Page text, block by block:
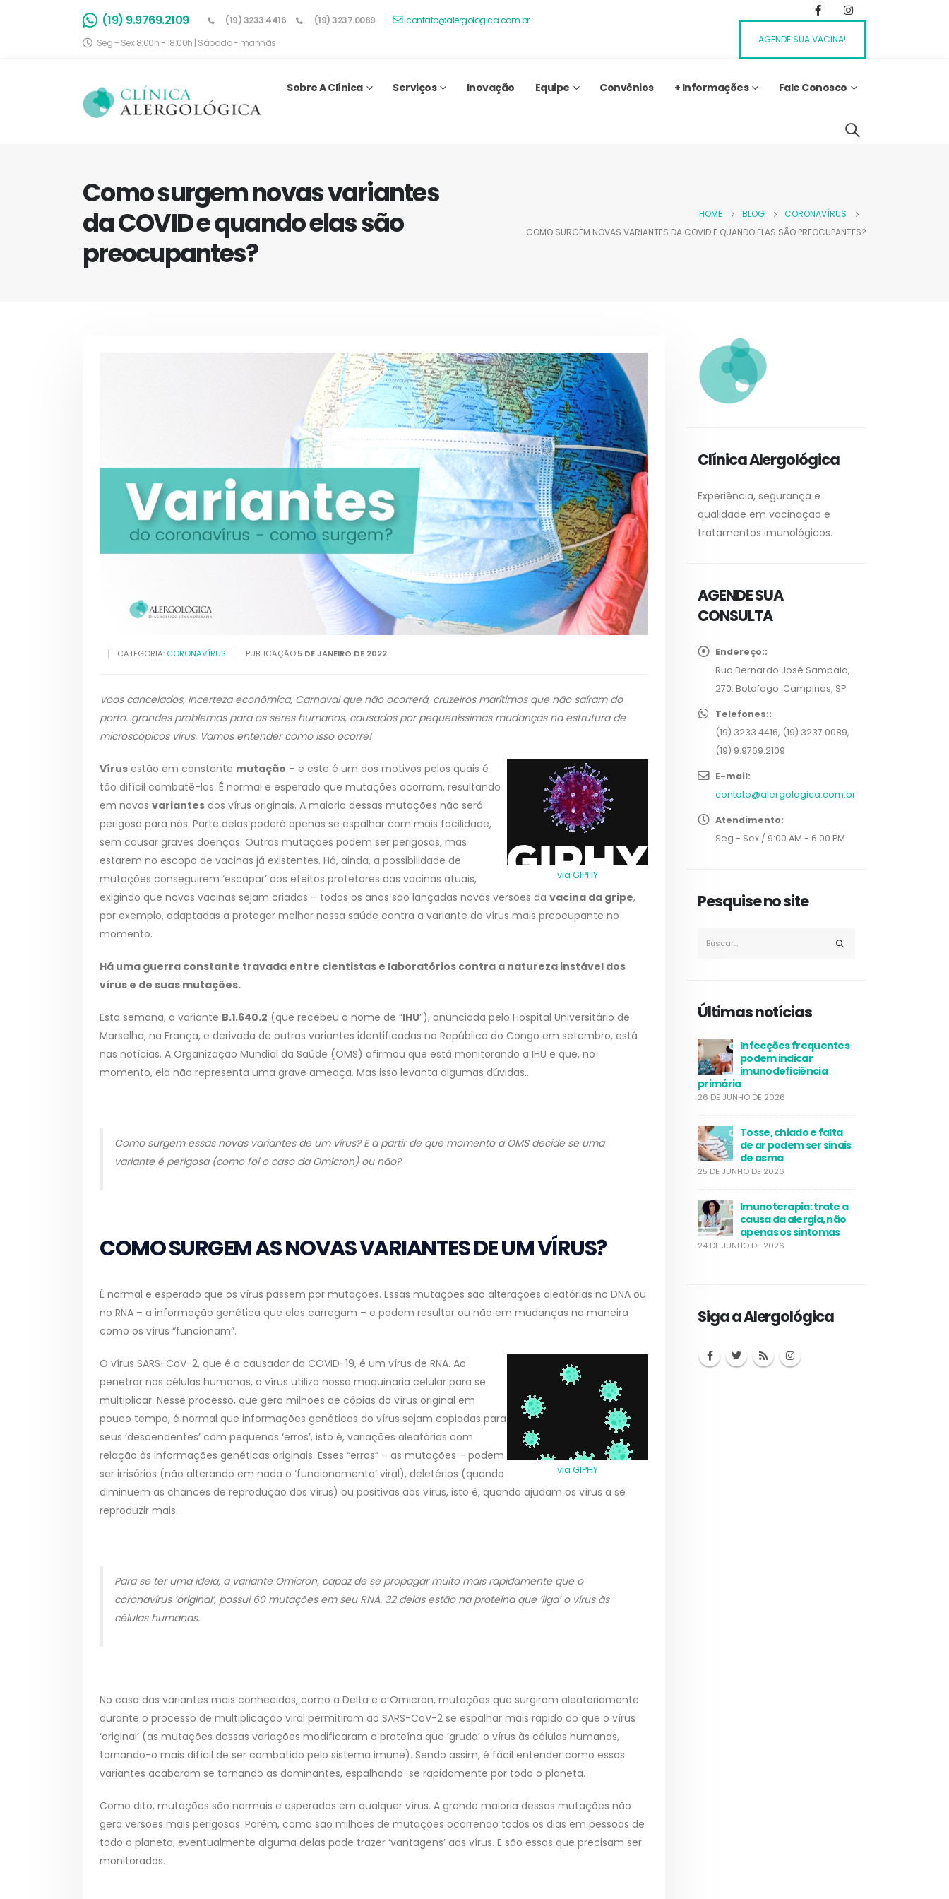
(19) 9.9769.2109 (19) 3233.4416 (19) 3237.0089
contato@alergologica.com.br
Seg - Sex 8:00h - 18:00h | Sábado - manhãs
AGENDE SUA VACINA!
Sobre A Clínica Serviços Inovação Equipe Convênios + Informações Fale Conosco
Como surgem novas variantes
da COVID e quando elas são
preocupantes?
HOME BLOG
CORONAVÍRUS
COMO SURGEM NOVAS VARIANTES DA COVID E QUANDO ELAS SÃO PREOCUPANTES?
CATEGORIA: CORONAVÍRUS PUBLICAÇÃO:5 DE JANEIRO DE 2022
Voos cancelados, incerteza econômica, Carnaval que não ocorrerá, cruzeiros marítimos que não saíram do
porto…grandes problemas para os seres humanos, causados por pequeníssimas mudanças na estrutura de
microscópicos vírus. Vamos entender como isso ocorre!
via GIPHY
Vírus estão em constante mutação – e este é um dos motivos pelos quais é
tão difícil combatê-los. É normal e esperado que mutações ocorram, resultando
em novas variantes dos vírus originais. A maioria dessas mutações não será
perigosa para nós. Parte delas poderá apenas se espalhar com mais facilidade,
sem causar graves doenças. Outras mutações podem ser perigosas, mas
estarem no escopo de vacinas já existentes. Há, ainda, a possibilidade de
mutações conseguirem ‘escapar’ dos efeitos protetores das vacinas atuais,
exigindo que novas vacinas sejam criadas – todos os anos são lançadas novas versões da vacina da gripe,
por exemplo, adaptadas a proteger melhor nossa saúde contra a variante do vírus mais preocupante no
momento.
Há uma guerra constante travada entre cientistas e laboratórios contra a natureza instável dos
vírus e de suas mutações.
Esta semana, a variante B.1.640.2 (que recebeu o nome de “IHU”), anunciada pelo Hospital Universitário de
Marselha, na França, e derivada de outras variantes identificadas na República do Congo em setembro, está
nas notícias. A Organização Mundial da Saúde (OMS) afirmou que está monitorando a IHU e que, no
momento, ela não representa uma grave ameaça. Mas isso levanta algumas dúvidas…
Como surgem essas novas variantes de um vírus? E a partir de que momento a OMS decide se uma
variante é perigosa (como foi o caso da Omicron) ou não?
COMO SURGEM AS NOVAS VARIANTES DE UM VÍRUS?
É normal e esperado que os vírus passem por mutações. Essas mutações são alterações aleatórias no DNA ou
no RNA – a informação genética que eles carregam – e podem resultar ou não em mudanças na maneira
como os vírus “funcionam”.
via GIPHY
O vírus SARS-CoV-2, que é o causador da COVID-19, é um vírus de RNA. Ao
penetrar nas células humanas, o vírus utiliza nossa maquinaria celular para se
multiplicar. Nesse processo, que gera milhões de cópias do vírus original em
pouco tempo, é normal que informações genéticas do vírus sejam copiadas para
seus ‘descendentes’ com pequenos ‘erros’, isto é, variações aleatórias com
relação às informações genéticas originais. Esses “erros” – as mutações – podem
ser irrisórios (não alterando em nada o ‘funcionamento’ viral), deletérios (quando
diminuem as chances de reprodução dos vírus) ou positivas aos vírus, isto é, quando ajudam os vírus a se
reproduzir mais.
Para se ter uma ideia, a variante Omicron, capaz de se propagar muito mais rapidamente que o
coronavírus ‘original’, possui 60 mutações em seu RNA. 32 delas estão na proteína que ‘liga’ o vírus às
células humanas.
No caso das variantes mais conhecidas, como a Delta e a Omicron, mutações que surgiram aleatoriamente
durante o processo de multiplicação viral permitiram ao SARS-CoV-2 se espalhar mais rápido do que o vírus
‘original’ (as mutações dessas variações modificaram a proteína que ‘gruda’ o vírus às células humanas,
tornando-o mais difícil de ser combatido pelo sistema imune). Sendo assim, é fácil entender como essas
variantes acabaram se tornando as dominantes, espalhando-se rapidamente por todo o planeta.
Como dito, mutações são normais e esperadas em qualquer vírus. A grande maioria dessas mutações não
gera versões mais perigosas. Porém, como são milhões de mutações ocorrendo todos os dias em pessoas de
todo o planeta, eventualmente alguma delas pode trazer ‘vantagens’ aos vírus. E são essas que precisam ser
monitoradas.
Clínica Alergológica
Experiência, segurança e
qualidade em vacinação e
tratamentos imunológicos.
AGENDE SUA
CONSULTA
Endereço::
Rua Bernardo José Sampaio,
270. Botafogo. Campinas, SP.
Telefones::
(19) 3233.4416, (19) 3237.0089,
(19) 9.9769.2109
E-mail:
contato@alergologica.com.br
Atendimento:
Seg - Sex / 9:00 AM - 6:00 PM
Pesquise no site
Últimas notícias
Infecções frequentes
podem indicar
imunodeficiência
primária
26 DE JUNHO DE 2026
Tosse, chiado e falta
de ar podem ser sinais
de asma
25 DE JUNHO DE 2026
Imunoterapia: trate a
causa da alergia, não
apenas os sintomas
24 DE JUNHO DE 2026
Siga a Alergológica